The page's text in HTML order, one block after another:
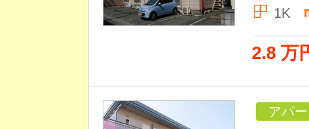
1K
2.8 万
アパ